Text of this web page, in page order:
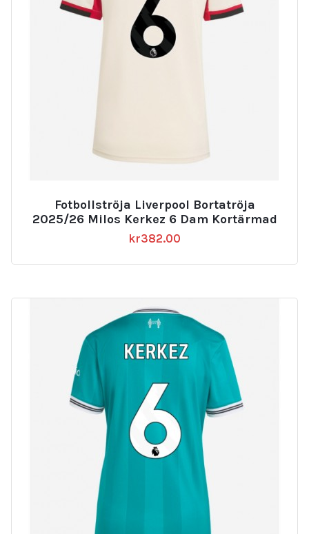
Fotbollströja Liverpool Bortatröja
2025/26 Milos Kerkez 6 Dam Kortärmad
kr382.00